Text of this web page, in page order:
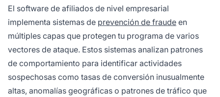
El software de afiliados de nivel empresarial
implementa sistemas de prevención de fraude en
múltiples capas que protegen tu programa de varios
vectores de ataque. Estos sistemas analizan patrones
de comportamiento para identificar actividades
sospechosas como tasas de conversión inusualmente
altas, anomalías geográficas o patrones de tráfico que